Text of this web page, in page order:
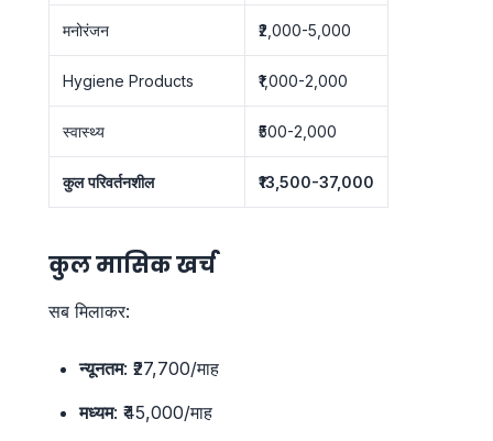
मनोरंजन ₹2,000-5,000
Hygiene Products ₹1,000-2,000
स्वास्थ्य ₹500-2,000
कुल परिवर्तनशील ₹13,500-37,000
कुल मासिक खर्च
सब मिलाकर:
न्यूनतम: ₹27,700/माह
मध्यम: ₹45,000/माह